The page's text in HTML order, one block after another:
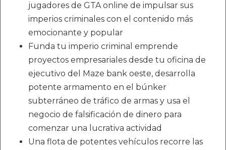
jugadores de GTA online de impulsar sus
imperios criminales con el contenido más
emocionante y popular
Funda tu imperio criminal emprende
proyectos empresariales desde tu oficina de
ejecutivo del Maze bank oeste, desarrolla
potente armamento en el búnker
subterráneo de tráfico de armas y usa el
negocio de falsificación de dinero para
comenzar una lucrativa actividad
Una flota de potentes vehículos recorre las